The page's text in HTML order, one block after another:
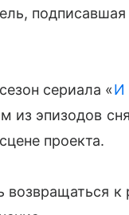
подписавшая
сериала «И
из эпизодов
проекта.
возвращаться